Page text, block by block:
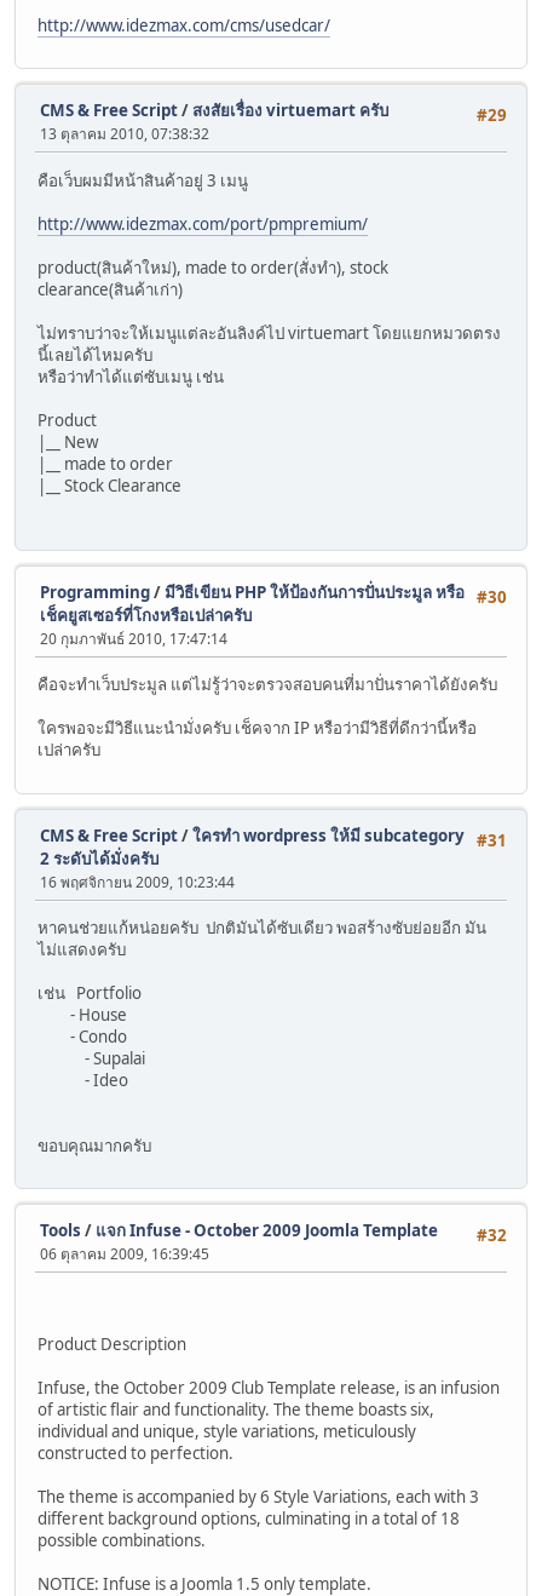
http://www.idezmax.com/cms/usedcar/
#29
CMS & Free Script/ สงสัยเรื่อง virtuemart ครับ
13 ตุลาคม 2010, 07:38:32
คือเว็บผมมีหน้าสินค้าอยู่ 3 เมนู
http://www.idezmax.com/port/pmpremium/
product(สินค้าใหม่), made to order(สั่งทำ), stock
clearance(สินค้าเก่า)
ไม่ทราบว่าจะให้เมนูแต่ละอันลิงค์ไป virtuemart โดยแยกหมวดตรง
นี้เลยได้ไหมครับ
หรือว่าทำได้แต่ซับเมนู เช่น
Product
|__ New
|__ made to order
|__ Stock Clearance
#30
Programming/ มีวิธีเขียน PHP ให้ป้องกันการปั่นประมูล หรือ
เช็คยูสเซอร์ที่โกงหรือเปล่าครับ
20 กุมภาพันธ์ 2010, 17:47:14
คือจะทำเว็บประมูล แต่ไม่รู้ว่าจะตรวจสอบคนที่มาปั่นราคาได้ยังครับ
ใครพอจะมีวิธีแนะนำมั่งครับ เช็คจาก IP หรือว่ามีวิธีที่ดีกว่านี้หรือ
เปล่าครับ
#31
CMS & Free Script/ใครทำ wordpress ให้มี subcategory
2 ระดับได้มั่งครับ
16 พฤศจิกายน 2009, 10:23:44
หาคนช่วยแก้หน่อยครับ ปกติมันได้ซับเดียว พอสร้างซับย่อยอีก มัน
ไม่แสดงครับ
เช่น Portfolio
- House
- Condo
- Supalai
- Ideo
ขอบคุณมากครับ
#32
Tools / แจก Infuse - October 2009 Joomla Template
06 ตุลาคม 2009, 16:39:45
Product Description
Infuse, the October 2009 Club Template release, is an infusion
of artistic flair and functionality. The theme boasts six,
individual and unique, style variations, meticulously
constructed to perfection.
The theme is accompanied by 6 Style Variations, each with 3
different background options, culminating in a total of 18
possible combinations.
NOTICE: Infuse is a Joomla 1.5 only template.